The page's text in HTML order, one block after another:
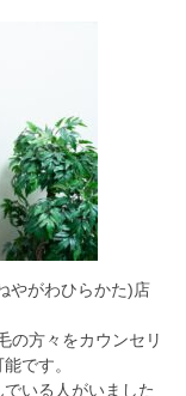
やがわひらかた)店
の方々をカウンセリ
です。
いる人がいました